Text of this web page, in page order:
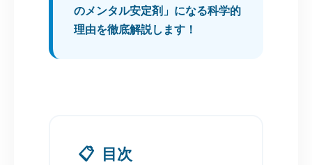
のメンタル安定剤」になる科学的
理由を徹底解説します！
📋 目次